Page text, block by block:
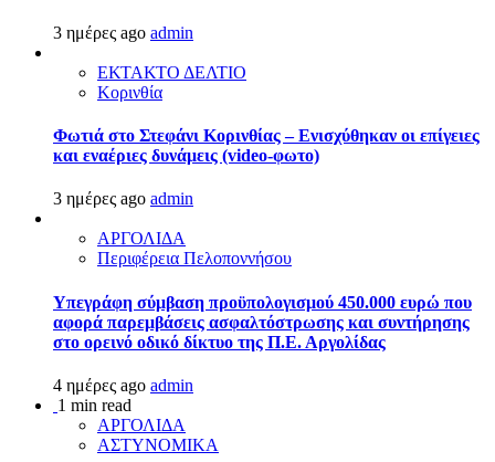
3 ημέρες ago admin
ΕΚΤΑΚΤΟ ΔΕΛΤΙΟ
Κορινθία
Φωτιά στο Στεφάνι Κορινθίας – Ενισχύθηκαν οι επίγειες
και εναέριες δυνάμεις (video-φωτο)
3 ημέρες ago admin
ΑΡΓΟΛΙΔΑ
Περιφέρεια Πελοποννήσου
Υπεγράφη σύμβαση προϋπολογισμού 450.000 ευρώ που
αφορά παρεμβάσεις ασφαλτόστρωσης και συντήρησης
στο ορεινό οδικό δίκτυο της Π.Ε. Αργολίδας
4 ημέρες ago admin
1 min read
ΑΡΓΟΛΙΔΑ
ΑΣΤΥΝΟΜΙΚΑ